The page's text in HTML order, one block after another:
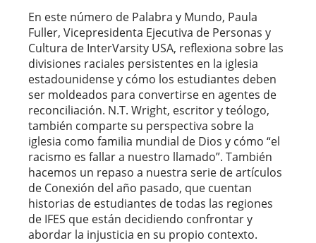
En este número de Palabra y Mundo, Paula
Fuller, Vicepresidenta Ejecutiva de Personas y
Cultura de InterVarsity USA, reflexiona sobre las
divisiones raciales persistentes en la iglesia
estadounidense y cómo los estudiantes deben
ser moldeados para convertirse en agentes de
reconciliación. N.T. Wright, escritor y teólogo,
también comparte su perspectiva sobre la
iglesia como familia mundial de Dios y cómo “el
racismo es fallar a nuestro llamado”. También
hacemos un repaso a nuestra serie de artículos
de Conexión del año pasado, que cuentan
historias de estudiantes de todas las regiones
de IFES que están decidiendo confrontar y
abordar la injusticia en su propio contexto.